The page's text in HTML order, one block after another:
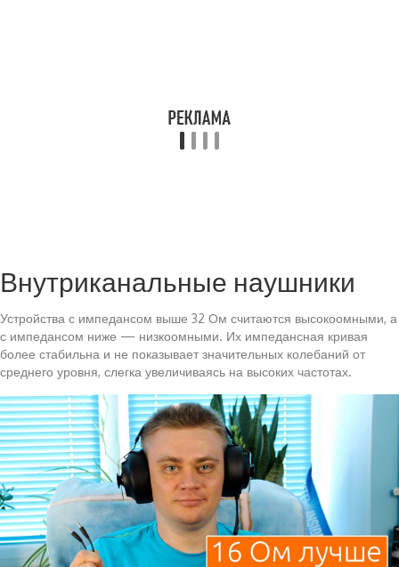
Внутриканальные наушники
Устройства с импедансом выше 32 Ом считаются высокоомными, а
с импедансом ниже — низкоомными. Их импедансная кривая
более стабильна и не показывает значительных колебаний от
среднего уровня, слегка увеличиваясь на высоких частотах.